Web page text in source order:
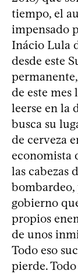
tiempo, el
impensado
Inácio Lula
desde este
de este
leerse en la
busca su
de cerveza
economista
las cabezas
bombardeo,
gobierno
propios
de unos
Todo eso
pierde.